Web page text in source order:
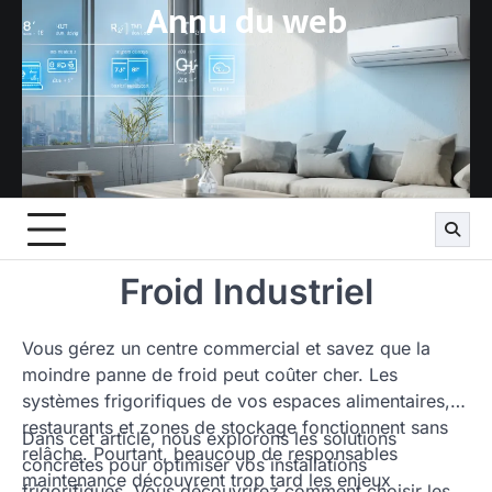
content
Annu du web
Froid Industriel
Vous gérez un centre commercial et savez que la
moindre panne de froid peut coûter cher. Les
systèmes frigorifiques de vos espaces alimentaires,
restaurants et zones de stockage fonctionnent sans
relâche. Pourtant, beaucoup de responsables
maintenance découvrent trop tard les enjeux
Dans cet article, nous explorons les solutions
concrètes pour optimiser vos installations